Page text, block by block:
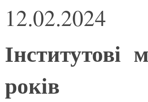
12.02.2024
років